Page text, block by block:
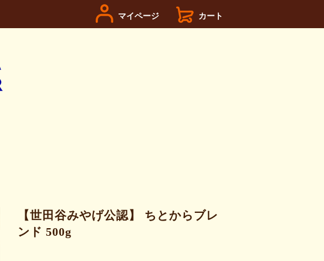
マイページ カート
【世田谷みやげ公認】 ちとからブレ
ンド 500g